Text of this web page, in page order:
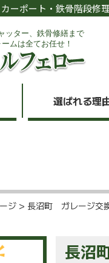
ーポート・鉄骨階段修
選ばれる理
ジ > 長沼町 ガレージ交
長沼